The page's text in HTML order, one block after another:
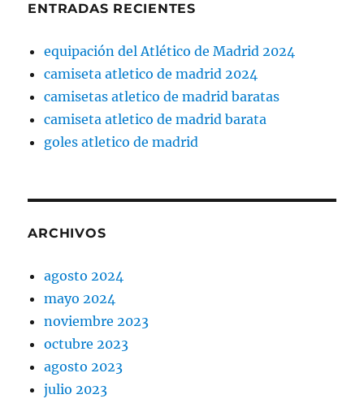
ENTRADAS RECIENTES
equipación del Atlético de Madrid 2024
camiseta atletico de madrid 2024
camisetas atletico de madrid baratas
camiseta atletico de madrid barata
goles atletico de madrid
ARCHIVOS
agosto 2024
mayo 2024
noviembre 2023
octubre 2023
agosto 2023
julio 2023